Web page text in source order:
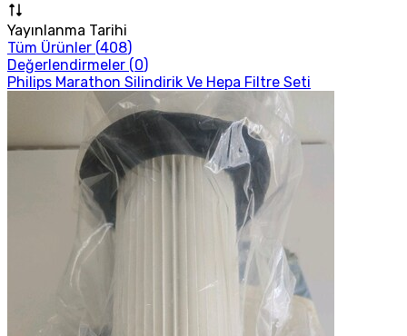
Yayınlanma Tarihi
Tüm Ürünler (408)
Değerlendirmeler (0)
Philips Marathon Silindirik Ve Hepa Filtre Seti